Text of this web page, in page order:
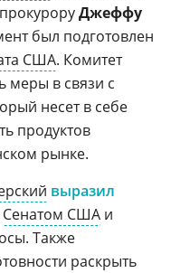
Джеффу
был подготовлен
США. Комитет
меры в связи с
несет в себе
продуктов
рынке.
выразил
Сенатом США и
Также
раскрыть